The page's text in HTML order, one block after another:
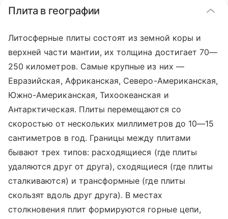
Плита в географии
Литосферные плиты состоят из земной коры и
верхней части мантии, их толщина достигает 70—
250 километров. Самые крупные из них —
Евразийская, Африканская, Северо-Американская,
Южно-Американская, Тихоокеанская и
Антарктическая. Плиты перемещаются со
скоростью от нескольких миллиметров до 10—15
сантиметров в год. Границы между плитами
бывают трех типов: расходящиеся (где плиты
удаляются друг от друга), сходящиеся (где плиты
сталкиваются) и трансформные (где плиты
скользят вдоль друг друга). В местах
столкновения плит формируются горные цепи,